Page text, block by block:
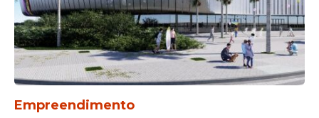
Empreendimento